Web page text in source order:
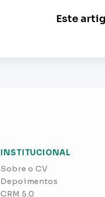
Este
INSTITUCIONAL
Sobre o CV
Depoimentos
CRM 5.0